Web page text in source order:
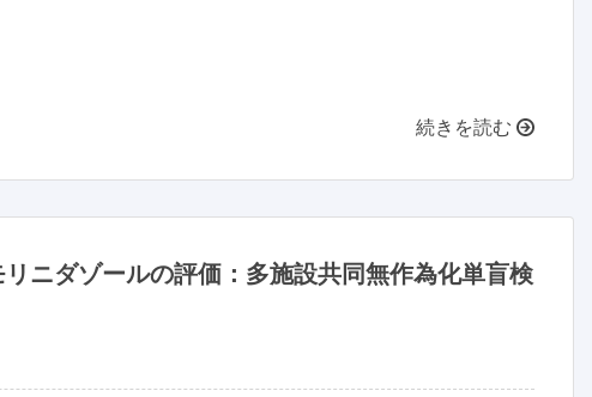
続きを読む
ニダゾールの評価：多施設共同無作為化単盲検